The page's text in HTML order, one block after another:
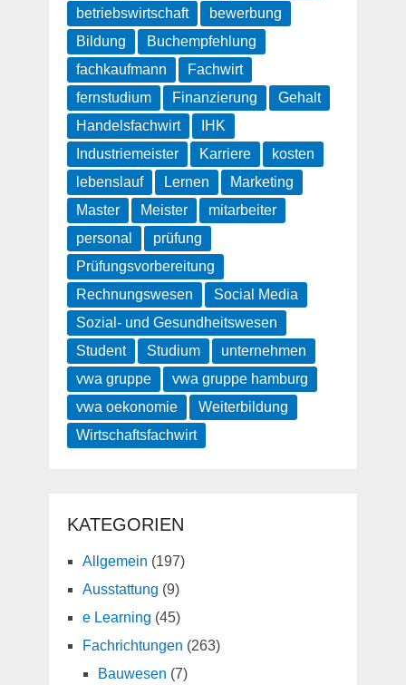
betriebswirtschaft
bewerbung
Bildung
Buchempfehlung
fachkaufmann
Fachwirt
fernstudium
Finanzierung
Gehalt
Handelsfachwirt
IHK
Industriemeister
Karriere
kosten
lebenslauf
Lernen
Marketing
Master
Meister
mitarbeiter
personal
prüfung
Prüfungsvorbereitung
Rechnungswesen
Social Media
Sozial- und Gesundheitswesen
Student
Studium
unternehmen
vwa gruppe
vwa gruppe hamburg
vwa oekonomie
Weiterbildung
Wirtschaftsfachwirt
KATEGORIEN
Allgemein (197)
Ausstattung (9)
e Learning (45)
Fachrichtungen (263)
Bauwesen (7)